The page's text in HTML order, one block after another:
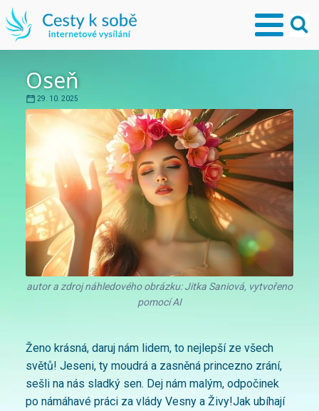
Oseň
29. 10. 2025
autor a zdroj náhledového obrázku: Jitka Saniová, vytvořeno
pomocí AI
Ženo krásná, daruj nám lidem, to nejlepší ze všech
světů! Jeseni, ty moudrá a zasněná princezno zrání,
sešli na nás sladký sen. Dej nám malým, odpočinek
po námáhavé práci za vlády Vesny a Živy!Jak ubíhají